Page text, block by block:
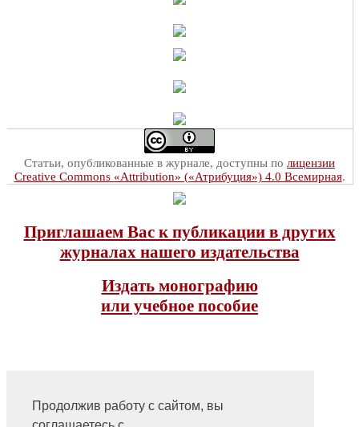
Продолжив работу с сайтом, вы
Статьи, опубликованные в журнале, доступны по лицензии
Creative Commons «Attribution» («Атрибуция») 4.0 Всемирная.
Приглашаем Вас к публикации в других
журналах нашего издательства
Издать монографию
или учебное пособие